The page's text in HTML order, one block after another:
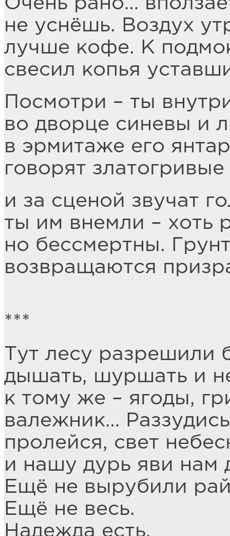
не уснёшь. Воздух
лучше кофе. К
свесил копья
Посмотри – ты
во дворце синевы и
в эрмитаже его
говорят
и за сценой звучат
ты им внемли – хоть
но бессмертны.
возвращаются
***
Тут лесу разрешили
дышать, шуршать и
к тому же – ягоды,
валежник…
пролейся, свет
и нашу дурь яви нам
Ещё не вырубили
Ещё не весь.
Надежда есть.